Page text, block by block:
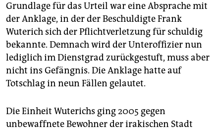
Grundlage für das Urteil war eine Absprache mit
der Anklage, in der der Beschuldigte Frank
Wuterich sich der Pflichtverletzung für schuldig
bekannte. Demnach wird der Unteroffizier nun
lediglich im Dienstgrad zurückgestuft, muss aber
nicht ins Gefängnis. Die Anklage hatte auf
Totschlag in neun Fällen gelautet.
Die Einheit Wuterichs ging 2005 gegen
unbewaffnete Bewohner der irakischen Stadt